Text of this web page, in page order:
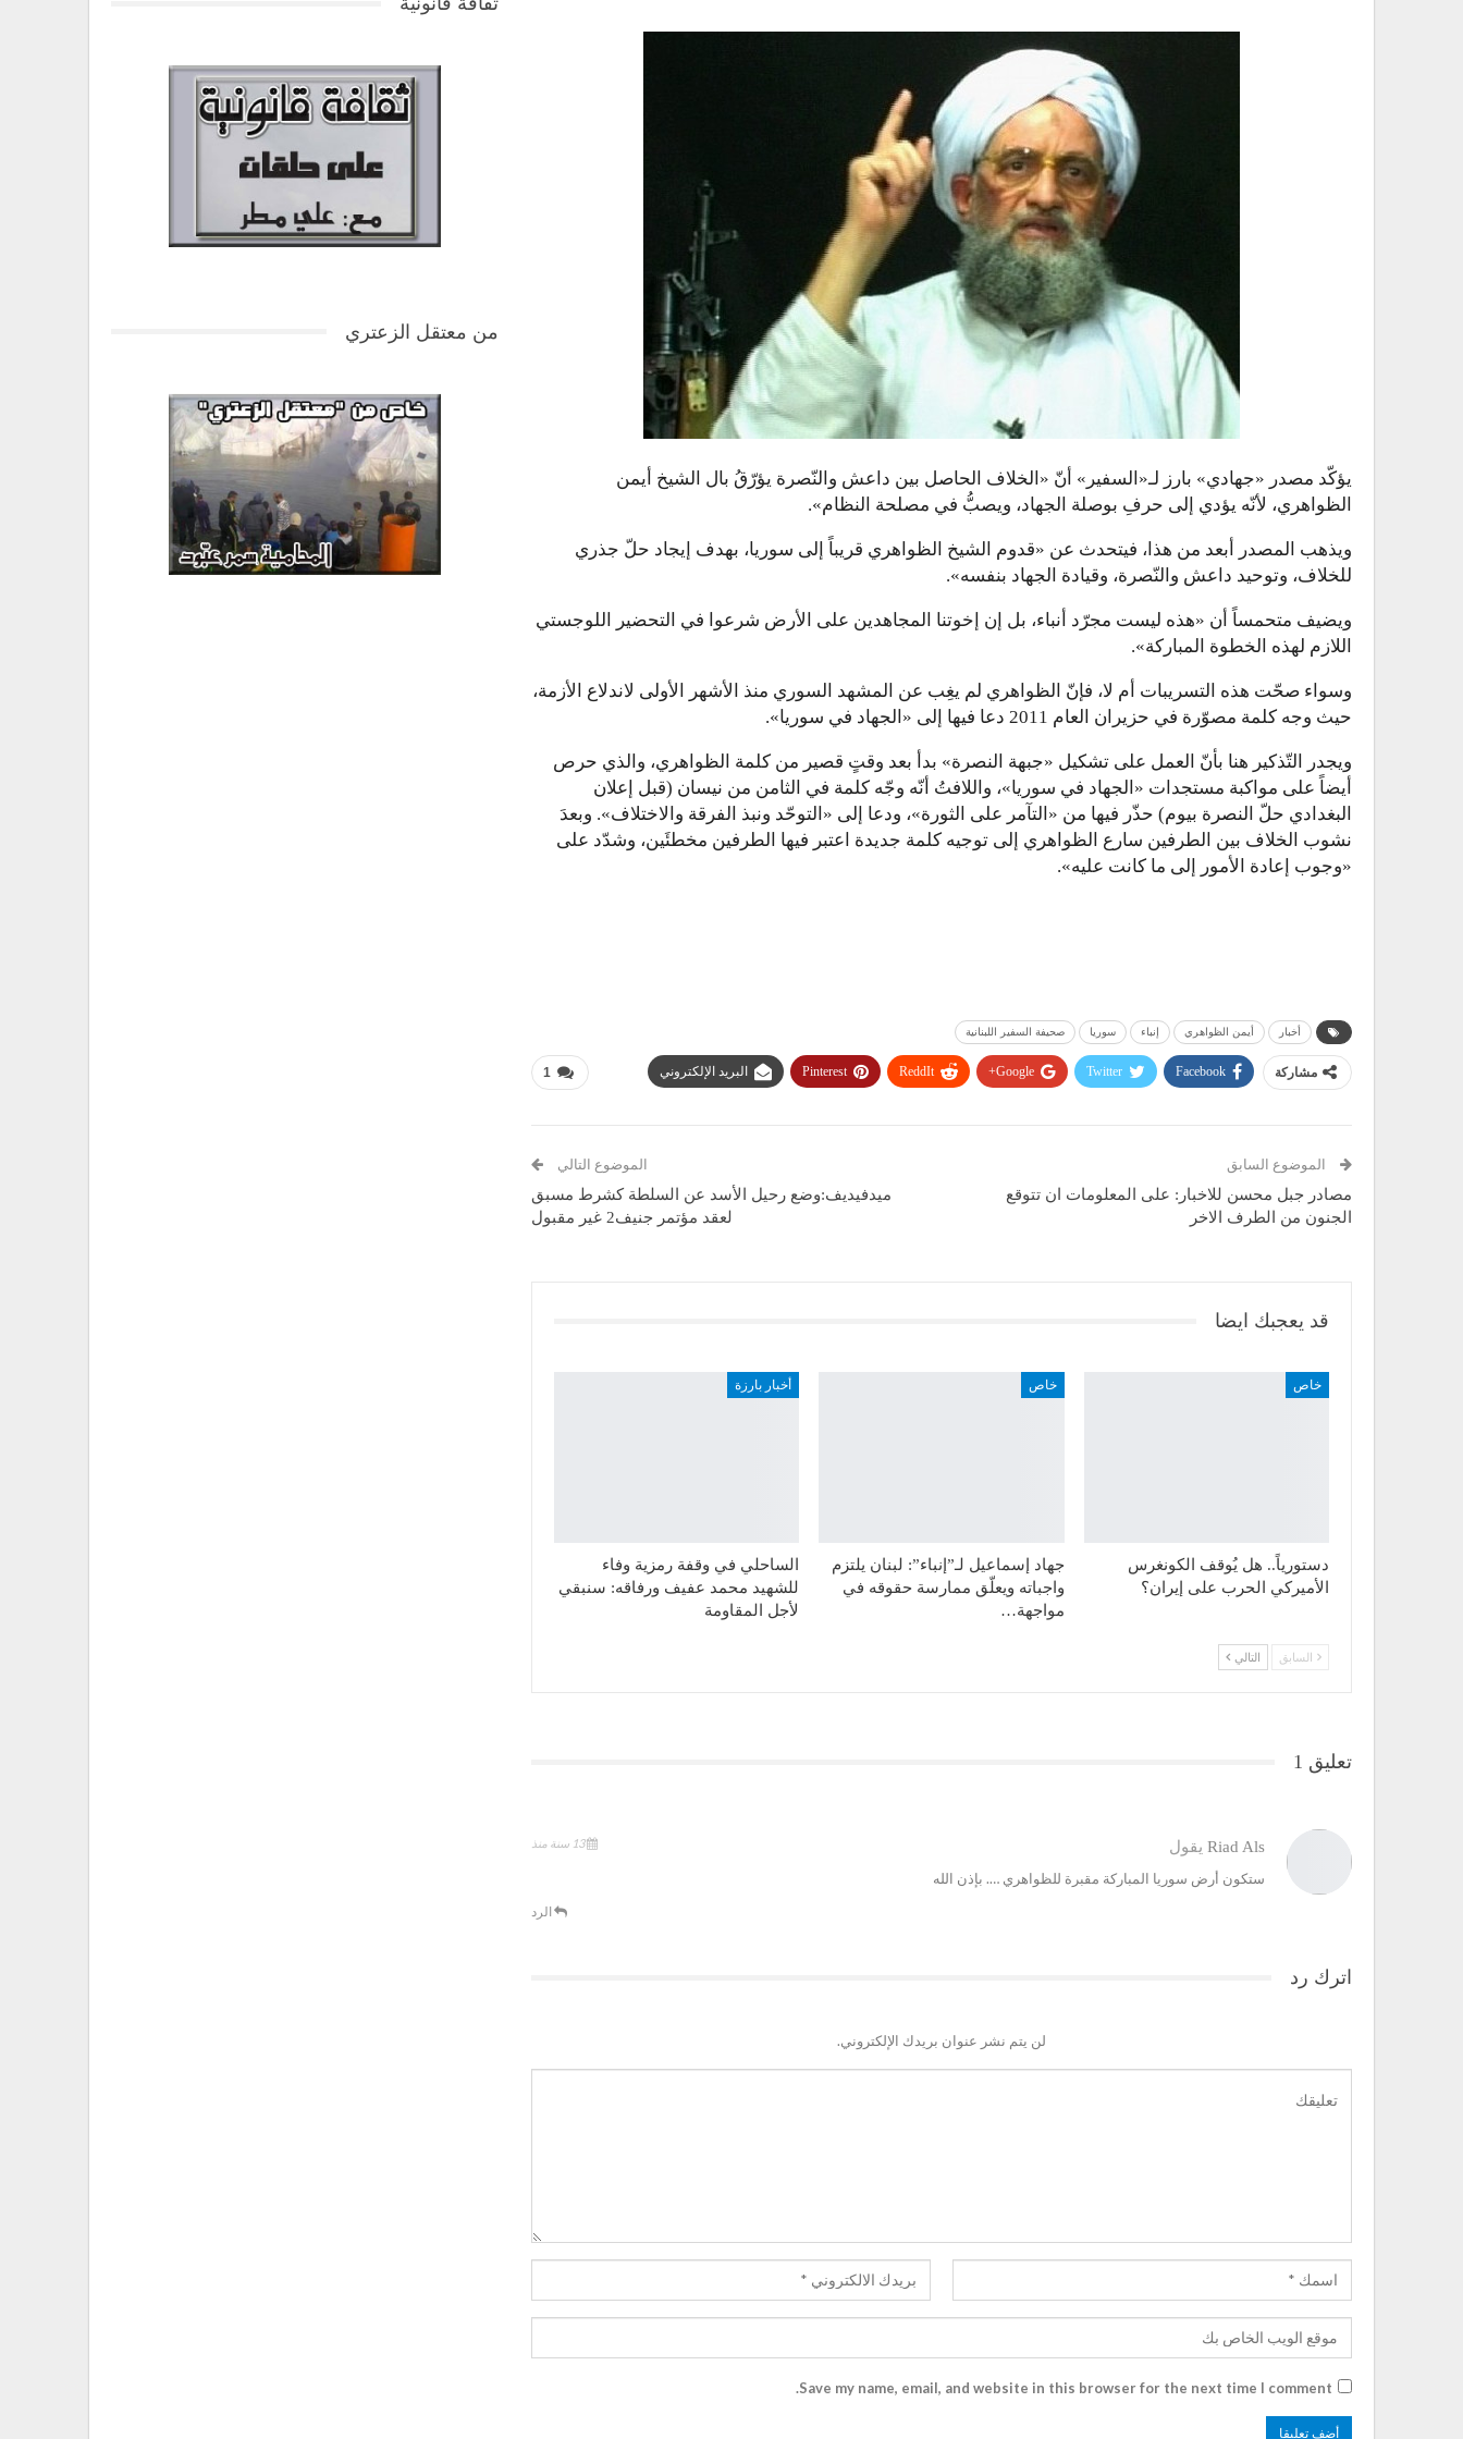
يؤكّد مصدر «جهادي» بارز لـ«السفير» أنّ «الخلاف الحاصل بين داعش والنّصرة يؤرّقُ بال الشيخ أيمن
الظواهري، لأنّه يؤدي إلى حرفِ بوصلة الجهاد، ويصبُّ في مصلحة النظام».
ويذهب المصدر أبعد من هذا، فيتحدث عن «قدوم الشيخ الظواهري قريباً إلى سوريا، بهدف إيجاد حلّ جذري
للخلاف، وتوحيد داعش والنّصرة، وقيادة الجهاد بنفسه».
ويضيف متحمساً أن «هذه ليست مجرّد أنباء، بل إن إخوتنا المجاهدين على الأرض شرعوا في التحضير اللوجستي
اللازم لهذه الخطوة المباركة».
وسواء صحّت هذه التسريبات أم لا، فإنّ الظواهري لم يغِب عن المشهد السوري منذ الأشهر الأولى لاندلاع الأزمة،
حيث وجه كلمة مصوّرة في حزيران العام 2011 دعا فيها إلى «الجهاد في سوريا».
ويجدر التّذكير هنا بأنّ العمل على تشكيل «جبهة النصرة» بدأ بعد وقتٍ قصير من كلمة الظواهري، والذي حرص
أيضاً على مواكبة مستجدات «الجهاد في سوريا»، واللافتُ أنّه وجّه كلمة في الثامن من نيسان (قبل إعلان
البغدادي حلّ النصرة بيوم) حذّر فيها من «التآمر على الثورة»، ودعا إلى «التوحّد ونبذ الفرقة والاختلاف». وبعدَ
نشوب الخلاف بين الطرفين سارع الظواهري إلى توجيه كلمة جديدة اعتبر فيها الطرفين مخطئَين، وشدّد على
«وجوب إعادة الأمور إلى ما كانت عليه».
أخبار أيمن الظواهري إنباء سوريا صحيفة السفير اللبنانية
1 مشاركة Facebook
Twitter
Google+
ReddIt
Pinterest البريد الإلكتروني
الموضوع السابق
مصادر جبل محسن للاخبار: على المعلومات ان تتوقع
الجنون من الطرف الاخر
الموضوع التالي
ميدفيديف:وضع رحيل الأسد عن السلطة كشرط مسبق
لعقد مؤتمر جنيف2 غير مقبول
قد يعجبك ايضا
خاص
دستورياً.. هل يُوقف الكونغرس
الأميركي الحرب على إيران؟
خاص
جهاد إسماعيل لـ”إنباء”: لبنان يلتزم
واجباته ويعلّق ممارسة حقوقه في
مواجهة…
أخبار بارزة
الساحلي في وقفة رمزية وفاء
للشهيد محمد عفيف ورفاقه: سنبقي
لأجل المقاومة
السابق التالي
تعليق 1
Riad Als يقول 13 سنة منذ
ستكون أرض سوريا المباركة مقبرة للظواهري …. بإذن الله
الرد
اترك رد
لن يتم نشر عنوان بريدك الإلكتروني.
Save my name, email, and website in this browser for the next time I comment.
من معتقل الزعتري